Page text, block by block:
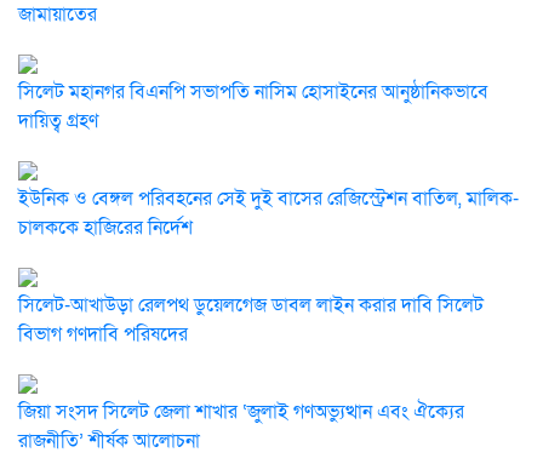
জামায়াতের
সিলেট মহানগর বিএনপি সভাপতি নাসিম হোসাইনের আনুষ্ঠানিকভাবে
দায়িত্ব গ্রহণ
ইউনিক ও বেঙ্গল পরিবহনের সেই দুই বাসের রেজিস্ট্রেশন বাতিল, মালিক-
চালককে হাজিরের নির্দেশ
সিলেট-আখাউড়া রেলপথ ডুয়েলগেজ ডাবল লাইন করার দাবি সিলেট
বিভাগ গণদাবি পরিষদের
জিয়া সংসদ সিলেট জেলা শাখার ‘জুলাই গণঅভ্যুত্থান এবং ঐক্যের
রাজনীতি’ শীর্ষক আলোচনা